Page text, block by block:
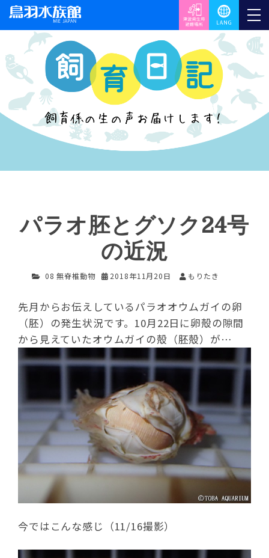
パラオ胚とグソク24号
の近況
08 無脊椎動物 2018年11月20日 もりたき
先月からお伝えしているパラオオウムガイの卵
（胚）の発生状況です。10月22日に卵殻の隙間
から見えていたオウムガイの殻（胚殻）が…
今ではこんな感じ（11/16撮影）